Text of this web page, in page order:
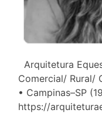
Arquitetura
Comercial/ Rural/
• Campinas–SP
https://